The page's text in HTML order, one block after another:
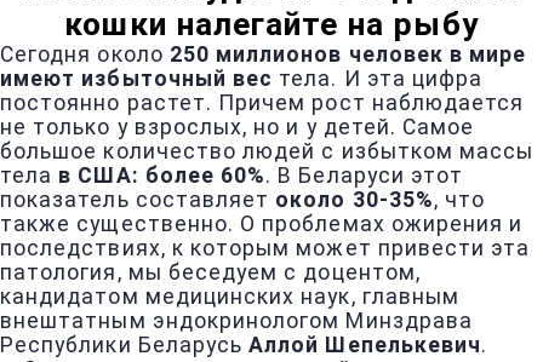
кошки налегайте на рыбу
Сегодня около 250 миллионов человек в мире
имеют избыточный вес тела. И эта цифра
постоянно растет. Причем рост наблюдается
не только у взрослых, но и у детей. Самое
большое количество людей с избытком массы
тела в США: более 60%. В Беларуси этот
показатель составляет около 30-35%, что
также существенно. О проблемах ожирения и
последствиях, к которым может привести эта
патология, мы беседуем с доцентом,
кандидатом медицинских наук, главным
внештатным эндокринологом Минздрава
Республики БеларусьАллой Шепелькевич.